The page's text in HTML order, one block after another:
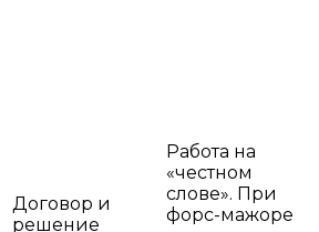
Договор и
решение
Работа на
«честном
слове». При
форс-мажоре